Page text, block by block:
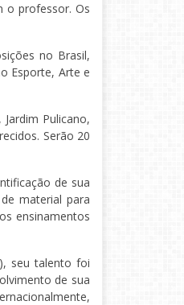
o professor. Os
no Brasil,
Esporte, Arte e
Pulicano,
Serão 20
de sua
material para
ensinamentos
seu talento foi
de sua